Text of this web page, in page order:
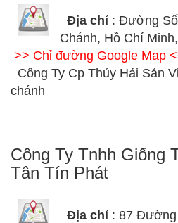
Địa chỉ : Đường
Chánh, Hồ Chí
>> Chỉ đường Google Map
Công Ty Cp Thủy Hải Sản
chánh
Công Ty Tnhh Giống
Tân Tín Phát
Địa chỉ : 87